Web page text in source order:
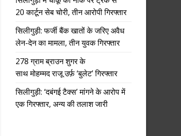
20 कार्टून सेब चोरी, तीन आरोपी गिरफ्तार
सिलीगुड़ी: फर्जी बैंक खातों के जरिए अवैध
लेन-देन का मामला, तीन युवक गिरफ्तार
278 ग्राम ब्राउन शुगर के
साथ मोहम्मद राजू उर्फ़ ‘बुलेट’ गिरफ्तार
सिलीगुड़ी: ‘दबंगई टैक्स’ मांगने के आरोप में
एक गिरफ्तार, अन्य की तलाश जारी